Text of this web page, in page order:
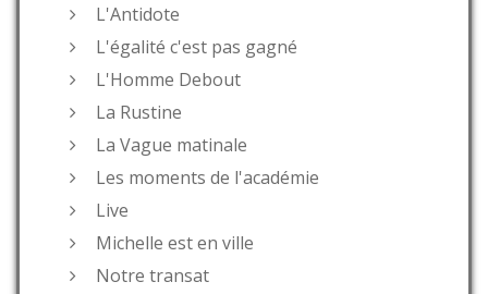
L'Antidote
L'égalité c'est pas gagné
L'Homme Debout
La Rustine
La Vague matinale
Les moments de l'académie
Live
Michelle est en ville
Notre transat